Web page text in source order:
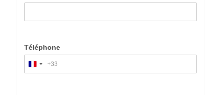
Téléphone
France
+33
+33